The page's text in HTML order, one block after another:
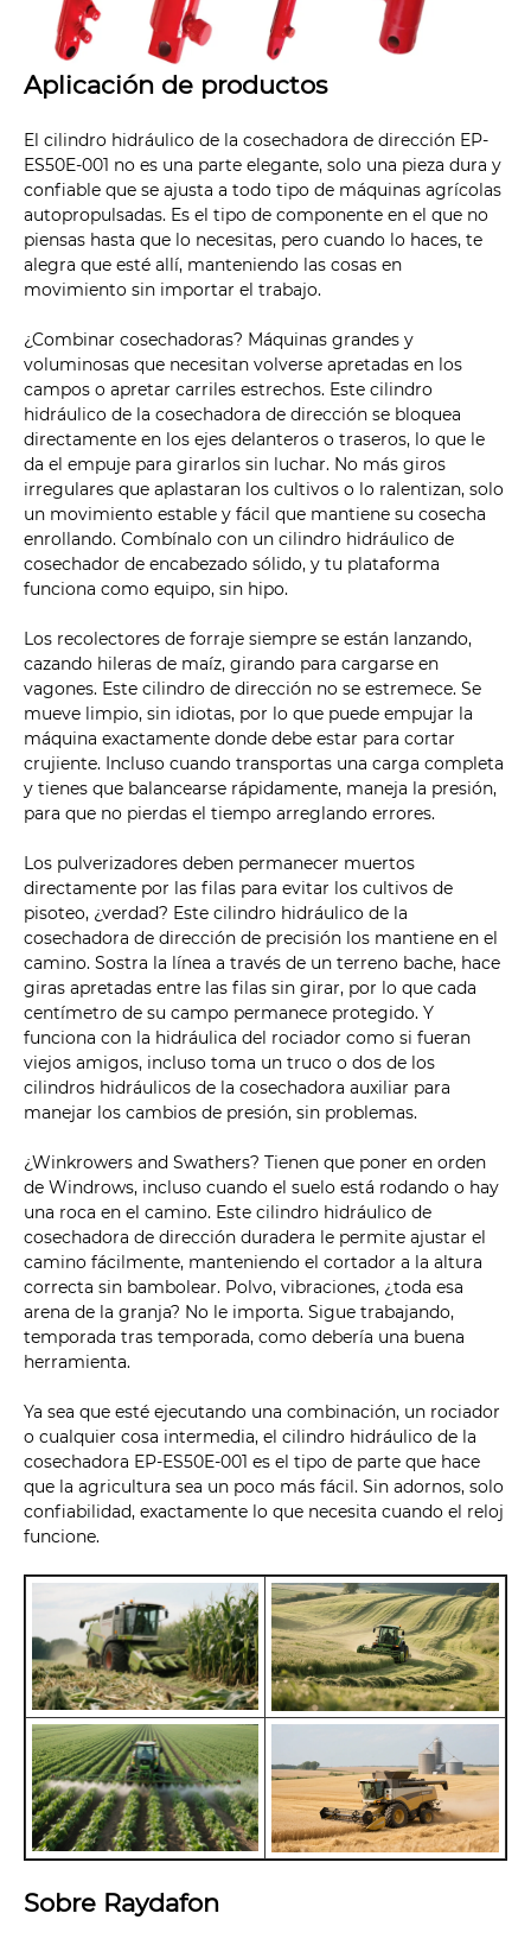
Aplicación de productos
El cilindro hidráulico de la cosechadora de dirección EP-
ES50E-001 no es una parte elegante, solo una pieza dura y
confiable que se ajusta a todo tipo de máquinas agrícolas
autopropulsadas. Es el tipo de componente en el que no
piensas hasta que lo necesitas, pero cuando lo haces, te
alegra que esté allí, manteniendo las cosas en
movimiento sin importar el trabajo.
¿Combinar cosechadoras? Máquinas grandes y
voluminosas que necesitan volverse apretadas en los
campos o apretar carriles estrechos. Este cilindro
hidráulico de la cosechadora de dirección se bloquea
directamente en los ejes delanteros o traseros, lo que le
da el empuje para girarlos sin luchar. No más giros
irregulares que aplastaran los cultivos o lo ralentizan, solo
un movimiento estable y fácil que mantiene su cosecha
enrollando. Combínalo con un cilindro hidráulico de
cosechador de encabezado sólido, y tu plataforma
funciona como equipo, sin hipo.
Los recolectores de forraje siempre se están lanzando,
cazando hileras de maíz, girando para cargarse en
vagones. Este cilindro de dirección no se estremece. Se
mueve limpio, sin idiotas, por lo que puede empujar la
máquina exactamente donde debe estar para cortar
crujiente. Incluso cuando transportas una carga completa
y tienes que balancearse rápidamente, maneja la presión,
para que no pierdas el tiempo arreglando errores.
Los pulverizadores deben permanecer muertos
directamente por las filas para evitar los cultivos de
pisoteo, ¿verdad? Este cilindro hidráulico de la
cosechadora de dirección de precisión los mantiene en el
camino. Sostra la línea a través de un terreno bache, hace
giras apretadas entre las filas sin girar, por lo que cada
centímetro de su campo permanece protegido. Y
funciona con la hidráulica del rociador como si fueran
viejos amigos, incluso toma un truco o dos de los
cilindros hidráulicos de la cosechadora auxiliar para
manejar los cambios de presión, sin problemas.
¿Winkrowers and Swathers? Tienen que poner en orden
de Windrows, incluso cuando el suelo está rodando o hay
una roca en el camino. Este cilindro hidráulico de
cosechadora de dirección duradera le permite ajustar el
camino fácilmente, manteniendo el cortador a la altura
correcta sin bambolear. Polvo, vibraciones, ¿toda esa
arena de la granja? No le importa. Sigue trabajando,
temporada tras temporada, como debería una buena
herramienta.
Ya sea que esté ejecutando una combinación, un rociador
o cualquier cosa intermedia, el cilindro hidráulico de la
cosechadora EP-ES50E-001 es el tipo de parte que hace
que la agricultura sea un poco más fácil. Sin adornos, solo
confiabilidad, exactamente lo que necesita cuando el reloj
funcione.
Sobre Raydafon